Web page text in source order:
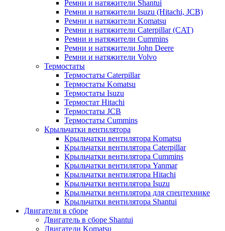
Ремни и натяжители Shantui
Ремни и натяжители Isuzu (Hitachi, JCB)
Ремни и натяжители Komatsu
Ремни и натяжители Caterpillar (CAT)
Ремни и натяжители Cummins
Ремни и натяжители John Deere
Ремни и натяжители Volvo
Термостаты
Термостаты Caterpillar
Термостаты Komatsu
Термостаты Isuzu
Термостат Hitachi
Термостаты JCB
Термостаты Cummins
Крыльчатки вентилятора
Крыльчатки вентилятора Komatsu
Крыльчатки вентилятора Caterpillar
Крыльчатки вентилятора Cummins
Крыльчатки вентилятора Yanmar
Крыльчатки вентилятора Hitachi
Крыльчатки вентилятора Isuzu
Крыльчатки вентилятора для спецтехнике
Крыльчатки вентилятора Shantui
Двигатели в сборе
Двигатель в сборе Shantui
Двигатели Komatsu